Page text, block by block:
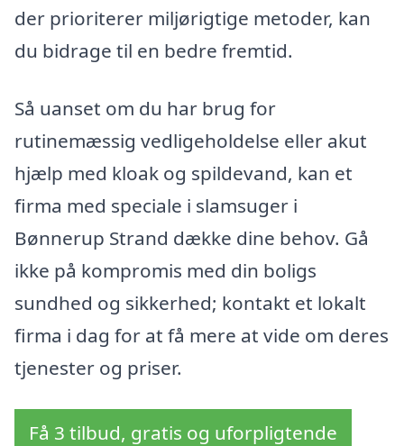
der prioriterer miljørigtige metoder, kan
du bidrage til en bedre fremtid.
Så uanset om du har brug for
rutinemæssig vedligeholdelse eller akut
hjælp med kloak og spildevand, kan et
firma med speciale i slamsuger i
Bønnerup Strand dække dine behov. Gå
ikke på kompromis med din boligs
sundhed og sikkerhed; kontakt et lokalt
firma i dag for at få mere at vide om deres
tjenester og priser.
Få 3 tilbud, gratis og uforpligtende